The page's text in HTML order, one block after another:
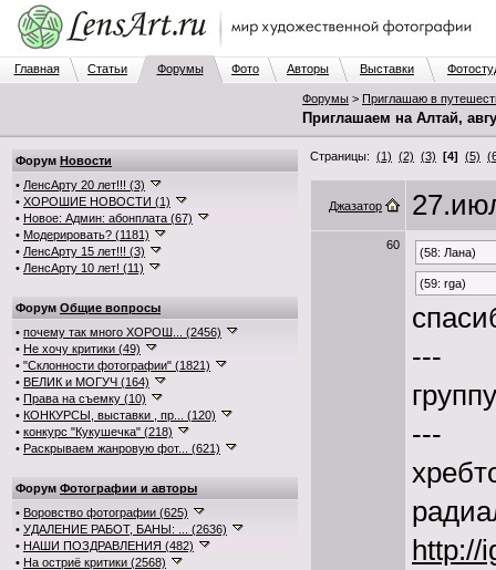
Главная Статьи Форумы Фото Авторы Выставки
Форумы > Приглашаю в
Приглашаем на Алтай,
Форум Новости
• ЛенсАрту 20 лет!!! (3)
• ХОРОШИЕ НОВОСТИ (1)
• Новое: Админ: абонплата (67)
• Модерировать? (1181)
• ЛенсАрту 15 лет!!! (3)
• ЛенсАрту 10 лет! (11)
Форум Общие вопросы
• почему так много ХОРОШ... (2456)
• Не хочу критики (49)
• "Склонности фотографии" (1821)
• ВЕЛИК и МОГУЧ (164)
• Права на съемку (10)
• КОНКУРСЫ, выставки , пр... (120)
• конкурс "Кукушечка" (218)
• Раскрываем жанровую фот... (621)
Форум Фотографии и авторы
• Воровство фотографии (625)
• УДАЛЕНИЕ РАБОТ, БАНЫ: ... (2636)
• НАШИ ПОЗДРАВЛЕНИЯ (482)
• На остриё критики (2568)
Страницы: (1) (2) (3) [4] (5)
Джазатор
60
(58: Лана)
(59: rga)
---
---
http://